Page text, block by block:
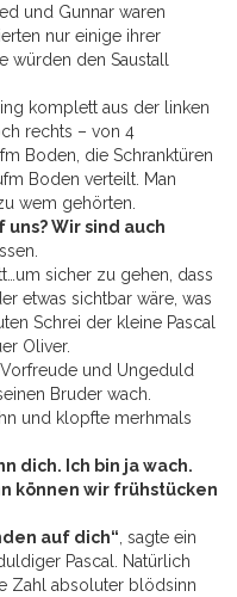
und Gunnar waren
nur einige ihrer
würden den Saustall
komplett aus der linken
rechts – von 4
Boden, die Schranktüren
Boden verteilt. Man
wem gehörten.
Wir sind auch
sicher zu gehen, dass
etwas sichtbar wäre, was
Schrei der kleine Pascal
Oliver.
und Ungeduld
Bruder wach.
und klopfte merhmals
dich. Ich bin ja wach.
können wir frühstücken
auf dich“, sagte ein
Pascal. Natürlich
Zahl absoluter blödsinn